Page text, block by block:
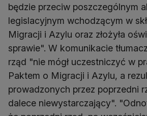
będzie przeciw poszczególnym
legislacyjnym wchodzącym w
Migracji i Azylu oraz złożyła
sprawie". W komunikacie
rząd "nie mógł uczestniczyć w
Paktem o Migracji i Azylu, a
prowadzonych przez poprzedni
dalece niewystarczający".